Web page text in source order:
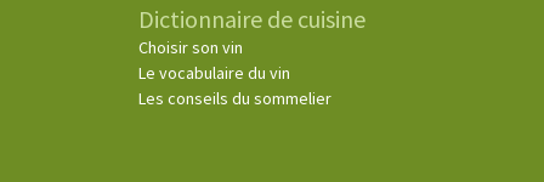
Dictionnaire de cuisine
Choisir son vin
Le vocabulaire du vin
Les conseils du sommelier